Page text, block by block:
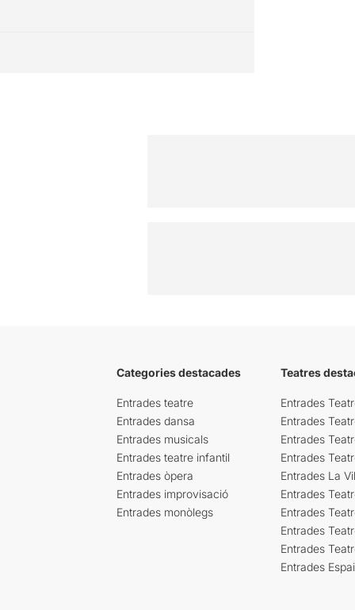
Categories destacades
Entrades teatre
Entrades dansa
Entrades musicals
Entrades teatre infantil
Entrades òpera
Entrades improvisació
Entrades monòlegs
Teatres
Entrades
Entrades
Entrades
Entrades
Entrades La
Entrades
Entrades
Entrades
Entrades
Entrades